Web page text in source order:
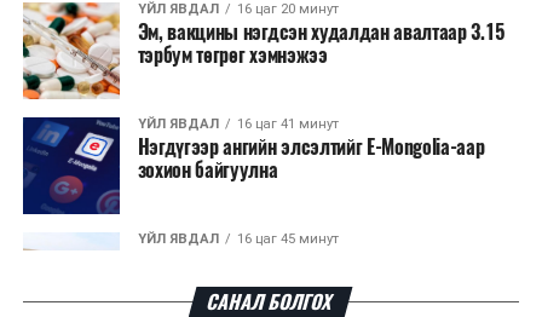
ҮЙЛ ЯВДАЛ 16 цаг 20 минут
Эм, вакцины нэгдсэн худалдан авалтаар 3.15
тэрбум төгрөг хэмнэжээ
ҮЙЛ ЯВДАЛ 16 цаг 41 минут
Нэгдүгээр ангийн элсэлтийг E-Mongolia-аар
зохион байгуулна
ҮЙЛ ЯВДАЛ 16 цаг 45 минут
талаас илүү хувь нь 13-аас...
САНАЛ БОЛГОХ